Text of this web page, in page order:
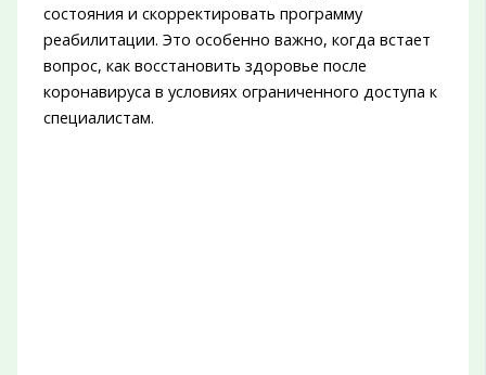
состояния и скорректировать программу
реабилитации. Это особенно важно, когда встает
вопрос, как восстановить здоровье после
коронавируса в условиях ограниченного доступа к
специалистам.